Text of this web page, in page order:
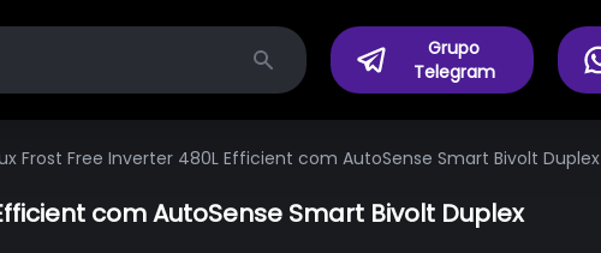
Search
Grupo
Telegram
Frost Free Inverter 480L Efficient com AutoSense Smart Bivolt Duplex
com AutoSense Smart Bivolt Duplex